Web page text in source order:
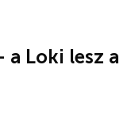
a Loki lesz a